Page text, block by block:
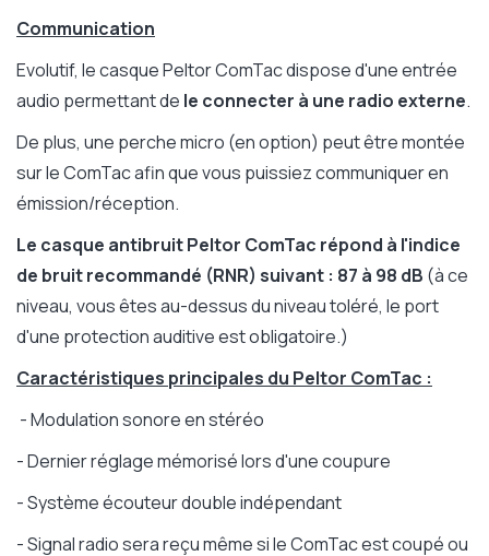
Communication
Evolutif, le casque Peltor ComTac dispose d'une entrée
audio permettant de le connecter à une radio externe.
De plus, une perche micro (en option) peut être montée
sur le ComTac afin que vous puissiez communiquer en
émission/réception.
Le casque antibruit Peltor ComTac répond à l'indice
de bruit recommandé (RNR) suivant : 87 à 98 dB (à ce
niveau, vous êtes au-dessus du niveau toléré, le port
d'une protection auditive est obligatoire.)
Caractéristiques principales du Peltor ComTac :
- Modulation sonore en stéréo
- Dernier réglage mémorisé lors d'une coupure
- Système écouteur double indépendant
- Signal radio sera reçu même si le ComTac est coupé ou